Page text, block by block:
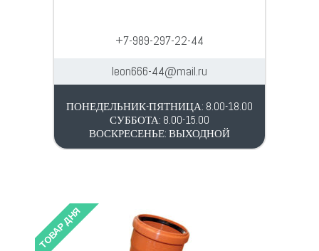
+7-989-297-22-44
leon666-44@mail.ru
ПОНЕДЕЛЬНИК-ПЯТНИЦА: 8.00-18.00
СУББОТА: 8.00-15.00
ВОСКРЕСЕНЬЕ: ВЫХОДНОЙ
ТОВАР ДНЯ